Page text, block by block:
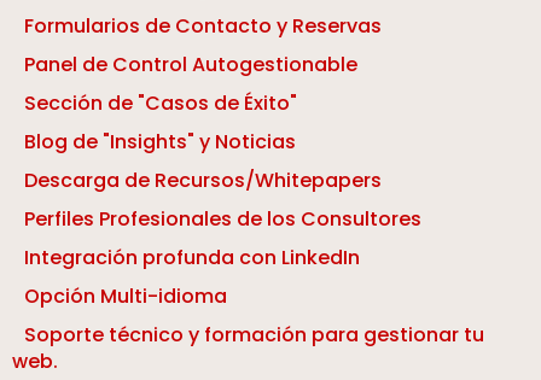
Formularios de Contacto y Reservas
Panel de Control Autogestionable
Sección de "Casos de Éxito"
Blog de "Insights" y Noticias
Descarga de Recursos/Whitepapers
Perfiles Profesionales de los Consultores
Integración profunda con LinkedIn
Opción Multi-idioma
Soporte técnico y formación para gestionar tu
web.